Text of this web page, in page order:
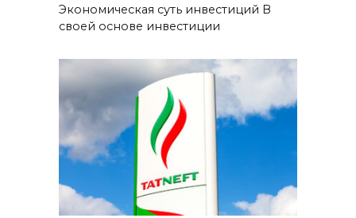
Экономическая суть инвестиций В
своей основе инвестиции